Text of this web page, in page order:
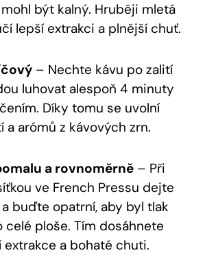
být kalný. Hruběji mletá
lepší extrakci a plnější chuť.
– Nechte kávu po zalití
luhovat alespoň 4 minuty
Díky tomu se uvolní
a arómů z kávových zrn.
a rovnoměrně – Při
ve French Pressu dejte
buďte opatrní, aby byl tlak
celé ploše. Tím dosáhnete
extrakce a bohaté chuti.